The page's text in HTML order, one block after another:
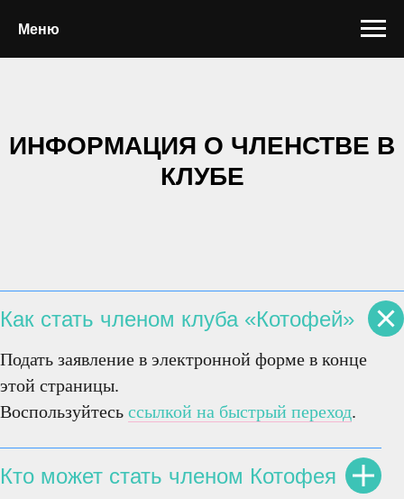
Меню
ИНФОРМАЦИЯ О ЧЛЕНСТВЕ В
КЛУБЕ
Как стать членом клуба «Котофей»
Подать заявление в электронной форме в конце
этой страницы.
Воспользуйтесь ссылкой на быстрый переход.
Кто может стать членом Котофея